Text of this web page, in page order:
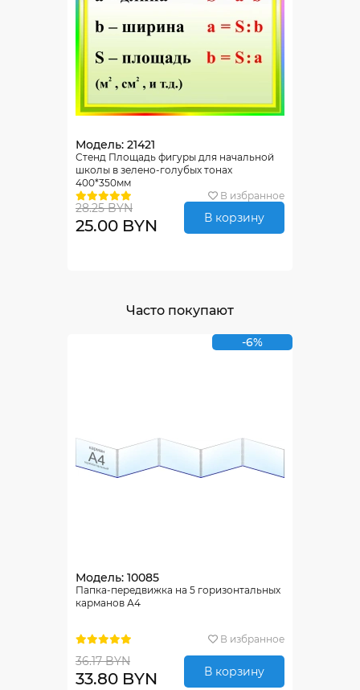
Модель: 21421
Стенд Площадь фигуры для начальной
школы в зелено-голубых тонах
400*350мм
В избранное
28.25 BYN
25.00 BYN В корзину
Часто покупают
-6%
Модель: 10085
Папка-передвижка на 5 горизонтальных
карманов А4
В избранное
36.17 BYN
33.80 BYN В корзину